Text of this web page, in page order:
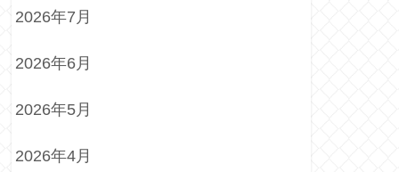
2026年7月
2026年6月
2026年5月
2026年4月